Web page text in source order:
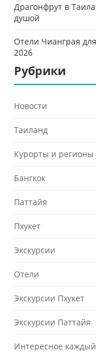
Драгонфрут в
душой
Отели Чианграя
2026
Рубрики
Новости
Таиланд
Курорты и регионы
Бангкок
Паттайя
Пхукет
Экскурсии
Отели
Экскурсии Пхукет
Экскурсии Паттайя
Интересное